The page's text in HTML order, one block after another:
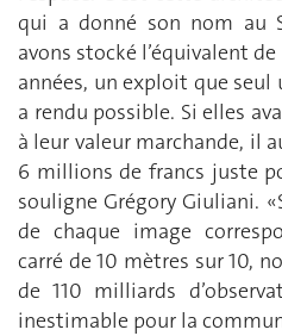
qui a donné son nom au
avons stocké l’équivalent
années, un exploit que seul
a rendu possible. Si elles
à leur valeur marchande, il
6 millions de francs juste
souligne Grégory Giuliani.
de chaque image
carré de 10 mètres sur 10,
de 110 milliards
inestimable pour la